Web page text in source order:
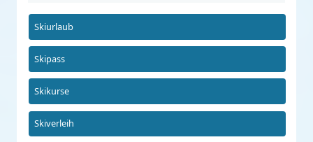
Skiurlaub
Skipass
Skikurse
Skiverleih